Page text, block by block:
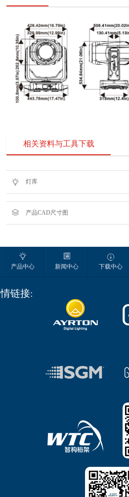
相关资料与工具下载
 灯库
 产品CAD尺寸图

产品中心

新闻中心

下载中心
链接: